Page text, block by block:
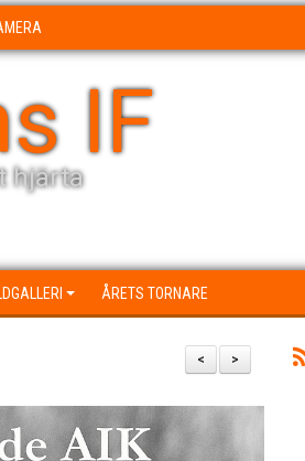
IF
hjärta
ÅRETS TORNARE
>
<